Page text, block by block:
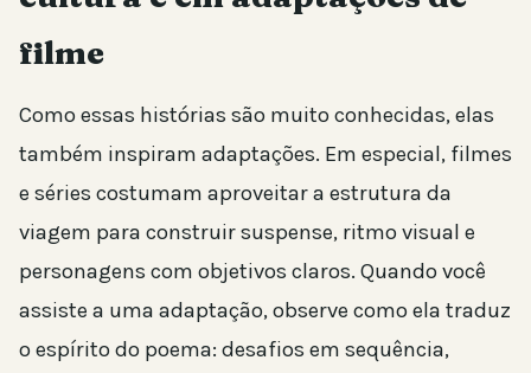
filme
Como essas histórias são muito conhecidas, elas
também inspiram adaptações. Em especial, filmes
e séries costumam aproveitar a estrutura da
viagem para construir suspense, ritmo visual e
personagens com objetivos claros. Quando você
assiste a uma adaptação, observe como ela traduz
o espírito do poema: desafios em sequência,